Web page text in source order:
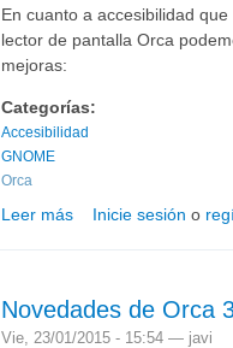
En cuanto a accesibilidad
lector de pantalla Orca
mejoras:
Categorías:
Accesibilidad
GNOME
Orca
Leer más sobre Accesibilidad en
Inicie sesión o
Novedades de Orca
Vie, 23/01/2015 - 15:54 — javi